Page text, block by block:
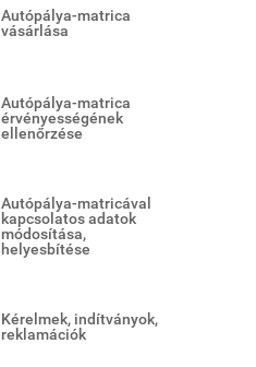
Autópálya-matrica
vásárlása
Autópálya-matrica
érvényességének
ellenőrzése
Autópálya-matricával
kapcsolatos adatok
módosítása,
helyesbítése
Kérelmek, indítványok,
reklamációk